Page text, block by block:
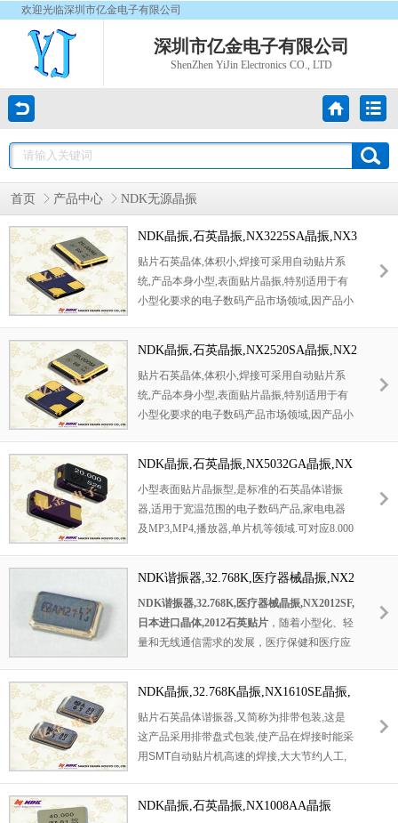
欢迎光临深圳市亿金电子有限公司
深圳市亿金电子有限公司
ShenZhen YiJin Electronics CO., LTD
首页 产品中心 NDK无源晶振
NDK晶振,石英晶振,NX3225SA晶振,NX3
225SC晶振,NX3225SA-24.000MHZ-STD
-CSR-1晶振
贴片石英晶体,体积小,焊接可采用自动贴片系
统,产品本身小型,表面贴片晶振,特别适用于有
小型化要求的电子数码产品市场领域,因产品小
品本身可发挥优良的电气特性,满足无铅焊接的
高温回流温度曲线要求.
NDK晶振,石英晶振,NX2520SA晶振,NX2
520SA-16MHZ-STD-CSW-4晶振
贴片石英晶体,体积小,焊接可采用自动贴片系
统,产品本身小型,表面贴片晶振,特别适用于有
小型化要求的电子数码产品市场领域,因产品小
品本身可发挥优良的电气特性,满足无铅焊接的
高温回流温度曲线要求.
NDK晶振,石英晶振,NX5032GA晶振,NX
5032GB晶振,NX5032GA-24.000000MHZ
-LN-CD-1晶振
小型表面贴片晶振型,是标准的石英晶体谐振
器,适用于宽温范围的电子数码产品,家电电器
及MP3,MP4,播放器,单片机等领域.可对应8.000
焊接的回流温度曲线要求.
NDK谐振器,32.768K,医疗器械晶振,NX2
012SF,日本进口晶体,2012石英贴片
NDK谐振器,32.768K,医疗器械晶振,NX2012SF,
日本进口晶体,2012石英贴片 ，随着小型化、轻
量和无线通信需求的发展，医疗保健和医疗应
振开发了紧凑轻便的产品，以满足时代对高品
质产品和便携式使用的需求。此外，NDK 产
品还扩大了需要无线和远程控制使用的医疗保
健市场。NX2012SF晶振频率为32.768KHz，尺
是小型、薄型、轻型的表面封装音叉型晶体谐
NDK晶振,32.768K晶振,NX1610SE晶振,
音叉晶体谐振器
贴片石英晶体谐振器 又简称为排带包装 这是
这产品采用排带盘式包装 使产品在焊接时能采
用SMT自动贴片机高速的焊接 大大节约人工
主要给时钟芯片提供一个基准信号,其主要
NDK晶振,石英晶振,NX1008AA晶振